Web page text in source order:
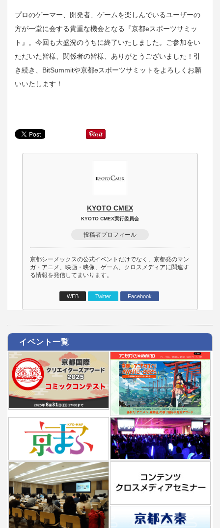
プロのゲーマー、開発者、ゲームを楽しんでいるユーザーの
方が一堂に会する貴重な機会となる『京都eスポーツサミッ
ト』。今回も大盛況のうちに終了いたしました。ご参加をい
ただいた皆様、関係者の皆様、ありがとうございました！引
き続き、BitSummitや京都eスポーツサミットをよろしくお願
いいたします！
KYOTO CMEX
KYOTO CMEX実行委員会
投稿者プロフィール
京都シーメックスの公式イベントだけでなく、京都発のマン
ガ・アニメ、映画・映像、ゲーム、クロスメディアに関連す
る情報を発信してまいります。
WEB Twitter Facebook
イベント一覧